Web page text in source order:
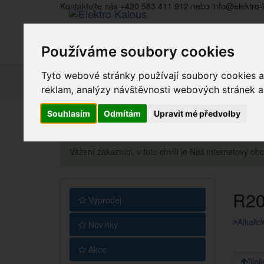
Používáme soubory cookies
Tyto webové stránky používají soubory cookies
reklam, analýzy návštěvnosti webových stránek
Souhlasím Odmítám Upravit mé předvolby
Kontaktujte nás +420 583 411 912 nebo
Vážení zákazníci, v tuto chvíli je Náš internetový
Výprodej
Novinky
Akce
R20